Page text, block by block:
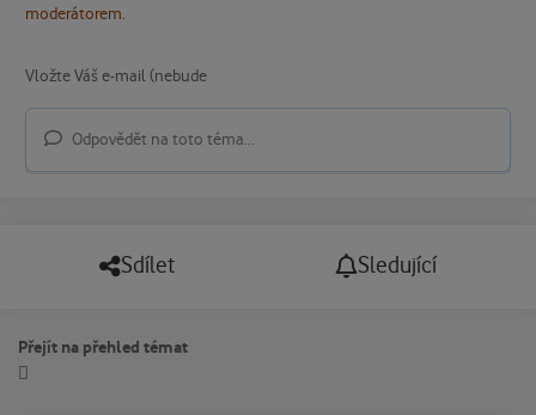
moderátorem.
Odpovědět na toto téma...
Sdílet Sledující
Přejít na přehled témat